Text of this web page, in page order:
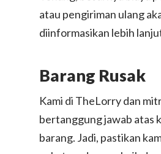
atau pengiriman ulang
diinformasikan lebih
Barang Rusak
Kami di TheLorry dan
bertanggung jawab atas
barang. Jadi, pastikan